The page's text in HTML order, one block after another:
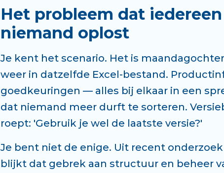
Het probleem dat
niemand oplost
Je kent het scenario. Het is
weer in datzelfde Excel-bestand.
goedkeuringen — alles bij elkaar in een
dat niemand meer durft te sorteren.
roept: 'Gebruik je wel de laatste versie?'
Je bent niet de enige. Uit recent
blijkt dat gebrek aan structuur en beheer